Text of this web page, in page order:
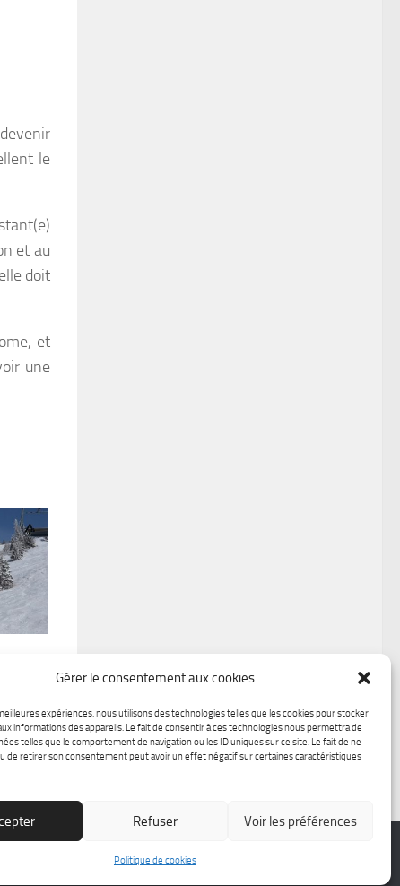
Gérer le consentement aux cookies
expériences, nous utilisons des technologies telles que les cookies pour stocker
informations des appareils. Le fait de consentir à ces technologies nous permettra de
telles que le comportement de navigation ou les ID uniques sur ce site. Le fait de ne
de retirer son consentement peut avoir un effet négatif sur certaines caractéristiques
Refuser Voir les préférences
Politique de cookies
le
et au
doit
et
une